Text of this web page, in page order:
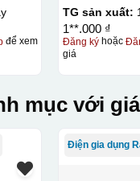
để xem
TG sản xuất:
1**.000 ₫
Đăng kýhoặc
giá
mục với